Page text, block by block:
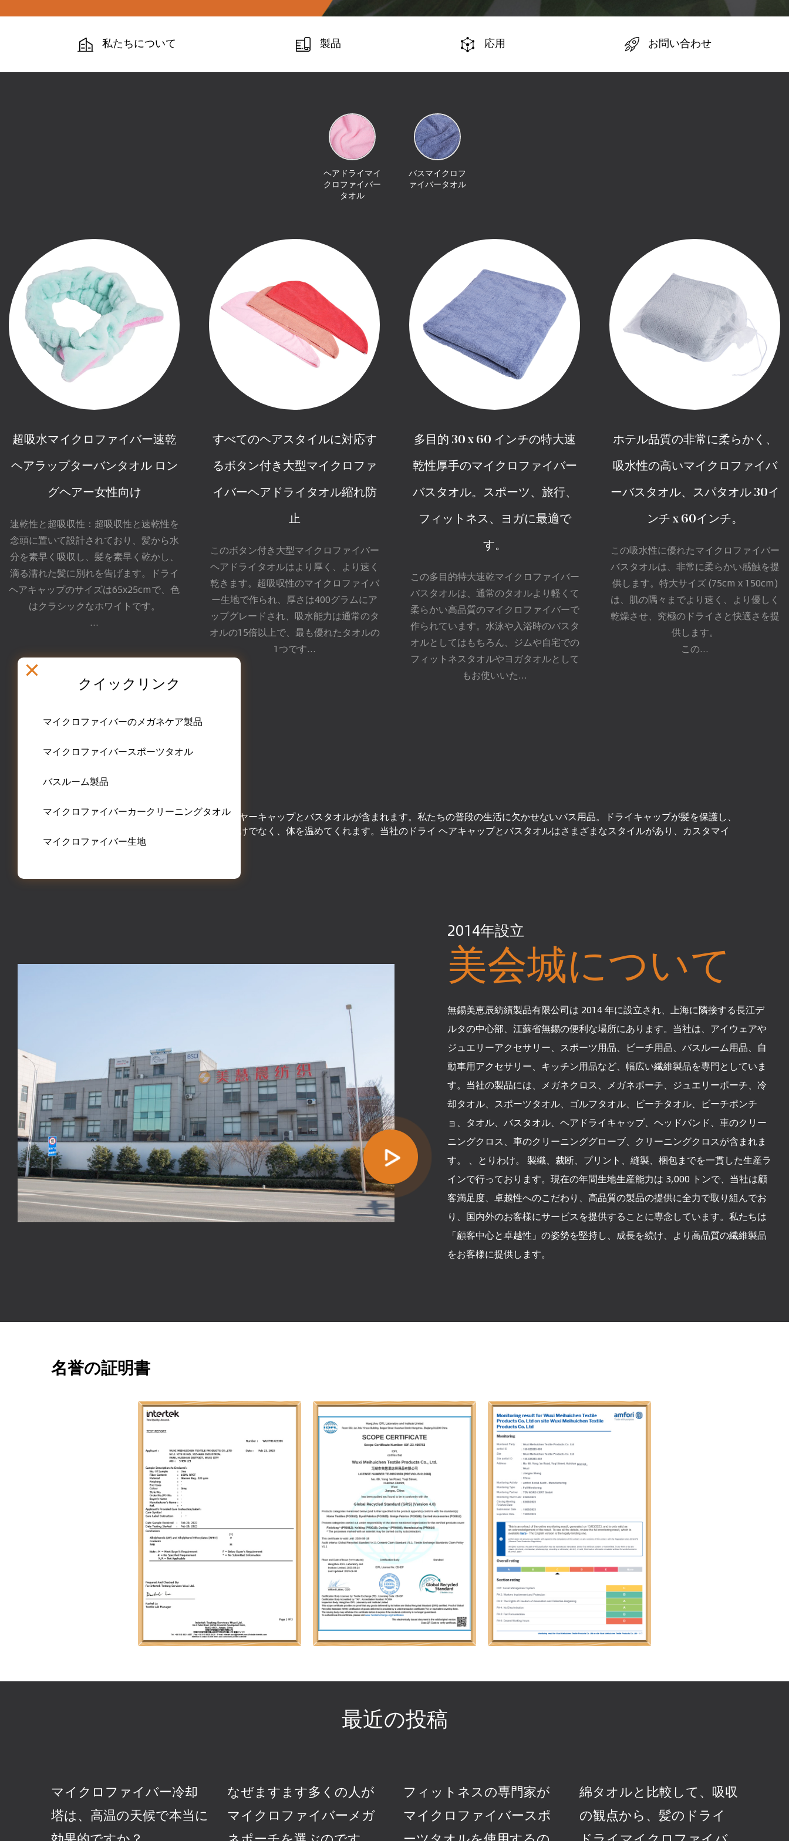
私たちについて 製品 応用 お問い合わせ
ヘアドライマイ
クロファイバー
タオル
バスマイクロフ
ァイバータオル
超吸水マイクロファイバー速乾
ヘアラップターバンタオル ロン
グヘアー女性向け
速乾性と超吸収性：超吸収性と速乾性を
念頭に置いて設計されており、髪から水
分を素早く吸収し、髪を素早く乾かし、
滴る濡れた髪に別れを告げます。ドライ
ヘアキャップのサイズは65x25cmで、色
はクラシックなホワイトです。
...
すべてのヘアスタイルに対応す
るボタン付き大型マイクロファ
イバーヘアドライタオル縮れ防
止
このボタン付き大型マイクロファイバー
ヘアドライタオルはより厚く、より速く
乾きます。超吸収性のマイクロファイバ
ー生地で作られ、厚さは400グラムにア
ップグレードされ、吸水能力は通常のタ
オルの15倍以上で、最も優れたタオルの
1つです...
多目的 30 x 60 インチの特大速
乾性厚手のマイクロファイバー
バスタオル。スポーツ、旅行、
フィットネス、ヨガに最適で
す。
この多目的特大速乾マイクロファイバー
バスタオルは、通常のタオルより軽くて
柔らかい高品質のマイクロファイバーで
作られています。水泳や入浴時のバスタ
オルとしてはもちろん、ジムや自宅での
フィットネスタオルやヨガタオルとして
もお使いいた...
ホテル品質の非常に柔らかく、
吸水性の高いマイクロファイバ
ーバスタオル、スパタオル 30イ
ンチ x 60インチ。
この吸水性に優れたマイクロファイバー
バスタオルは、非常に柔らかい感触を提
供します。特大サイズ (75cm x 150cm)
は、肌の隅々までより速く、より優しく
乾燥させ、究極のドライさと快適さを提
供します。
この...
バスルーム製品 メーカー
当社のバスルーム製品には、主にヘアドライヤーキャップとバスタオルが含まれます。私たちの普段の生活に欠かせないバス用品。ドライキャップが髪を保護し、
素早く乾かします。バスタオルは体を拭くだけでなく、体を温めてくれます。当社のドライ ヘアキャップとバスタオルはさまざまなスタイルがあり、カスタマイ
ズすることができます。
2014年設立
美会城について
無錫美恵辰紡績製品有限公司は 2014 年に設立され、上海に隣接する長江デ
ルタの中心部、江蘇省無錫の便利な場所にあります。当社は、アイウェアや
ジュエリーアクセサリー、スポーツ用品、ビーチ用品、バスルーム用品、自
動車用アクセサリー、キッチン用品など、幅広い繊維製品を専門としていま
す。当社の製品には、メガネクロス、メガネポーチ、ジュエリーポーチ、冷
却タオル、スポーツタオル、ゴルフタオル、ビーチタオル、ビーチポンチ
ョ、タオル、バスタオル、ヘアドライキャップ、ヘッドバンド、車のクリー
ニングクロス、車のクリーニンググローブ、クリーニングクロスが含まれま
す。 、とりわけ。 製織、裁断、プリント、縫製、梱包までを一貫した生産ラ
インで行っております。現在の年間生地生産能力は 3,000 トンで、当社は顧
客満足度、卓越性へのこだわり、高品質の製品の提供に全力で取り組んでお
り、国内外のお客様にサービスを提供することに専念しています。私たちは
「顧客中心と卓越性」の姿勢を堅持し、成長を続け、より高品質の繊維製品
をお客様に提供します。
名誉の証明書
最近の投稿
マイクロファイバー冷却
塔は、高温の天候で本当に
なぜますます多くの人が
マイクロファイバーメガ
フィットネスの専門家が
マイクロファイバースポ
綿タオルと比較して、吸収
の観点から、髪のドライ
クイックリンク
マイクロファイバーのメガネケア製品
マイクロファイバースポーツタオル
バスルーム製品
マイクロファイバーカークリーニングタオル
マイクロファイバー生地